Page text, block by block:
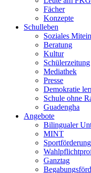
Fächer
Konzepte
Schulleben
Soziales
Beratung
Kultur
Schülerzeitung
Mediathek
Presse
Demokratie
Schule ohne
Guadengha
Angebote
Bilingualer
MINT
Sportförderung
Ganztag